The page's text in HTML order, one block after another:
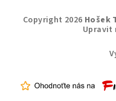
Copyright 2026 Hošek
Upravit